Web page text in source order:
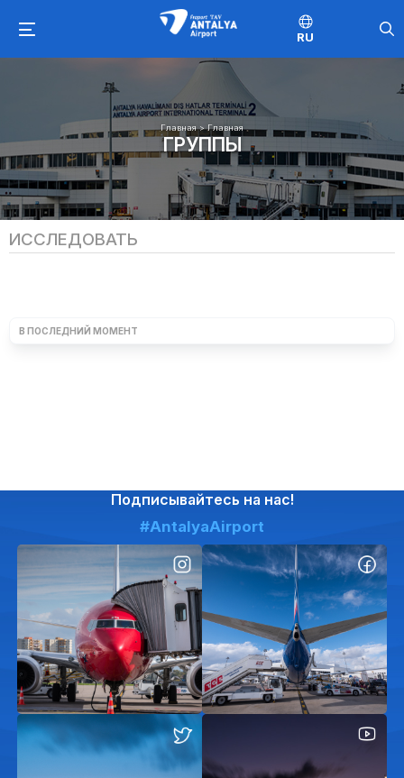
RU
Главная>Главная
ГРУППЫ
ИССЛЕДОВАТЬ
В ПОСЛЕДНИЙ МОМЕНТ
Подписывайтесь на нас!
#AntalyaAirport